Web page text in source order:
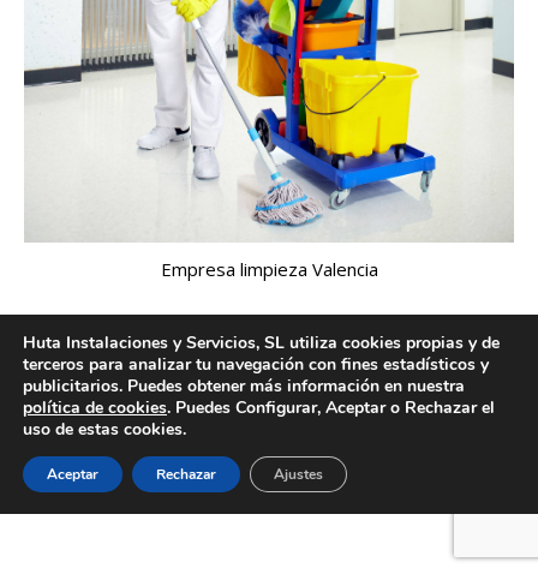
Empresa limpieza Valencia
Creado por Tandem Marketing Digital
Información legal
Huta Instalaciones y Servicios, SL utiliza cookies propias y de
terceros para analizar tu navegación con fines estadísticos y
publicitarios. Puedes obtener más información en nuestra
política de cookies. Puedes Configurar, Aceptar o Rechazar el
uso de estas cookies.
Aceptar Rechazar Ajustes